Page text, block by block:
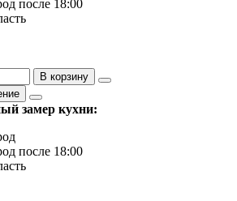
после 18:00
В корзину
замер кухни:
после 18:00